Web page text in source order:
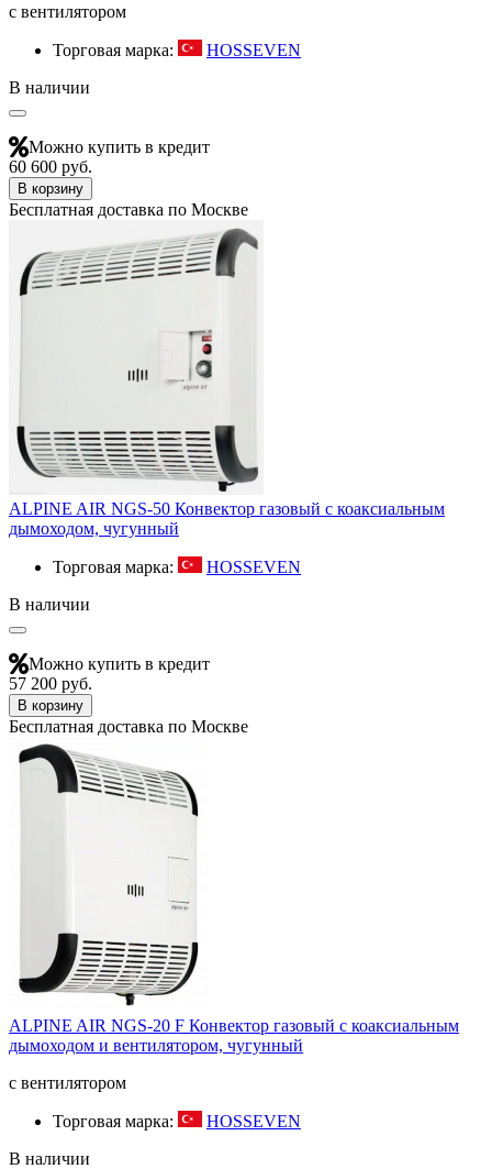
с вентилятором
Торговая марка:
HOSSEVEN
В наличии
Можно купить в кредит
60 600 руб.
В корзину
Бесплатная доставка по Москве
ALPINE AIR NGS-50 Конвектор газовый с коаксиальным
дымоходом, чугунный
Торговая марка:
HOSSEVEN
В наличии
Можно купить в кредит
57 200 руб.
В корзину
Бесплатная доставка по Москве
ALPINE AIR NGS-20 F Конвектор газовый с коаксиальным
дымоходом и вентилятором, чугунный
с вентилятором
Торговая марка:
HOSSEVEN
В наличии